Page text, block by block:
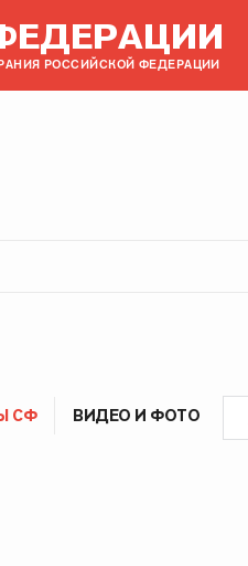
РОССИЙСКОЙ ФЕДЕРАЦИИ
СФ ВИДЕО И ФОТО